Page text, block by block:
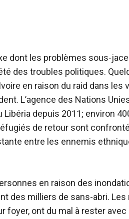
dont les problèmes sous-
des troubles politiques.
en raison du raid dans les
L’agence des Nations
depuis 2011; environ
de retour sont
entre les ennemis
en raison des
des milliers de sans-abri.
foyer, ont du mal à rester